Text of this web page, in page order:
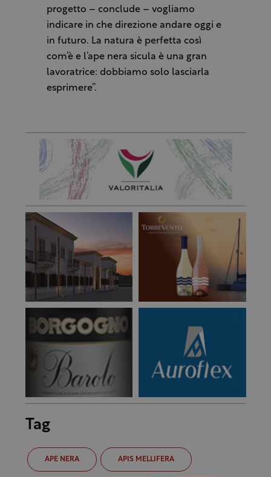
progetto – conclude – vogliamo
indicare in che direzione andare oggi e
in futuro. La natura è perfetta così
com’è e l’ape nera sicula è una gran
lavoratrice: dobbiamo solo lasciarla
esprimere”.
Tag
APE NERA APIS MELLIFERA